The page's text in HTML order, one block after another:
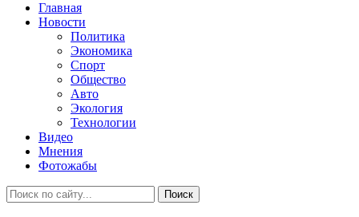
Главная
Новости
Политика
Экономика
Спорт
Общество
Авто
Экология
Технологии
Видео
Мнения
Фотожабы
Поиск